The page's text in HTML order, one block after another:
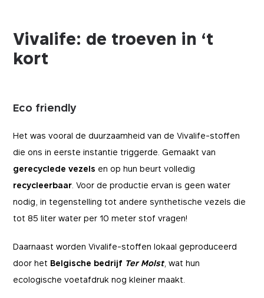
Vivalife: de troeven in ‘t
kort
Eco friendly
Het was vooral de duurzaamheid van de Vivalife-stoffen
die ons in eerste instantie triggerde. Gemaakt van
gerecyclede vezels en op hun beurt volledig
recycleerbaar . Voor de productie ervan is geen water
nodig, in tegenstelling tot andere synthetische vezels die
tot 85 liter water per 10 meter stof vragen!
Daarnaast worden Vivalife-stoffen lokaal geproduceerd
door het Belgische bedrijf Ter Molst, wat hun
ecologische voetafdruk nog kleiner maakt.